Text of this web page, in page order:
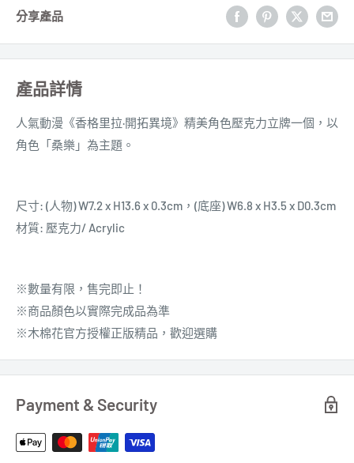
分享產品
產品詳情
人氣動漫《香格里拉·開拓異境》 精美角色壓克力立牌一個，以
角色「桑樂」為主題 。
尺寸: (人物) W7.2 x H13.6 x 0.3cm，(底座) W6.8 x H3.5 x D0.3cm
材質: 壓克力/ Acrylic
※數量有限，售完即止！
※商品顏色以實際完成品為準
※木棉花官方授權正版精品，歡迎選購
Payment & Security